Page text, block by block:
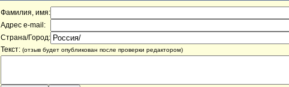
Фамилия, имя:
Адрес e-mail:
Страна/Город:
Текст: (отзыв будет опубликован после проверки редактором)